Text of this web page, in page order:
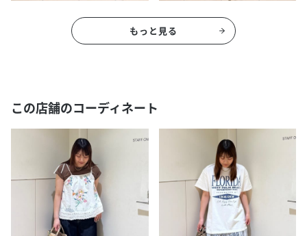
もっと見る
この店舗のコーディネート